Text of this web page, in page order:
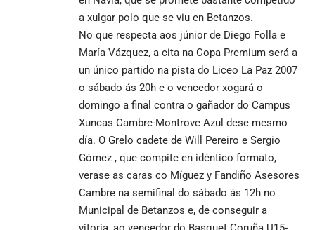
a xulgar polo que se viu en Betanzos.
No que respecta aos júnior de Diego Folla e
María Vázquez, a cita na Copa Premium será a
un único partido na pista do Liceo La Paz 2007
o sábado ás 20h e o vencedor xogará o
domingo a final contra o gañador do Campus
Xuncas Cambre-Montrove Azul dese mesmo
día. O Grelo cadete de Will Pereiro e Sergio
Gómez , que compite en idéntico formato,
verase as caras co Míguez y Fandiño Asesores
Cambre na semifinal do sábado ás 12h no
Municipal de Betanzos e, de conseguir a